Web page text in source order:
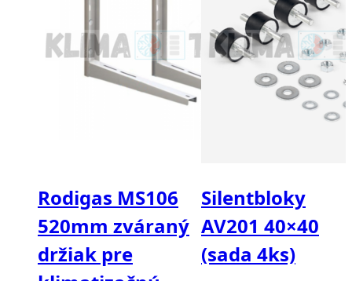
Rodigas MS106
520mm zváraný
držiak pre
Silentbloky
AV201 40×40
(sada 4ks)